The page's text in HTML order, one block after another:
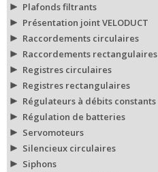
Plafonds filtrants
Présentation joint VELODUCT
Raccordements circulaires
Raccordements rectangulaires
Registres circulaires
Registres rectangulaires
Régulateurs à débits constants
Régulation de batteries
Servomoteurs
Silencieux circulaires
Siphons